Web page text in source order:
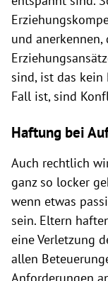
und
sind, ist das kein
Fall ist, sind
Haftung bei
Auch rechtlich
ganz so locker
wenn etwas
sein. Eltern
eine Verletzung
allen